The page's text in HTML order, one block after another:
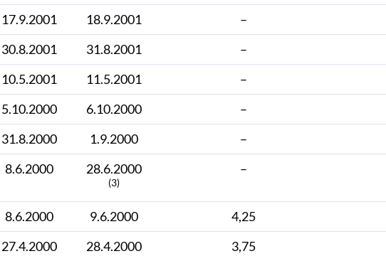
17.9.2001
18.9.2001 –
30.8.2001
31.8.2001 –
10.5.2001
11.5.2001 –
5.10.2000
6.10.2000 –
31.8.2000
1.9.2000 –
8.6.2000
28.6.2000
(3)
–
8.6.2000 9.6.2000 4,25
27.4.2000
28.4.2000 3,75